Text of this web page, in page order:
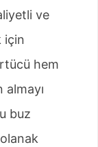
ve
için
hem
almayı
buz